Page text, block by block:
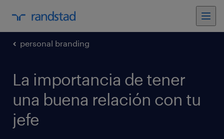
personal branding
La importancia de tener
una buena relación con tu
jefe